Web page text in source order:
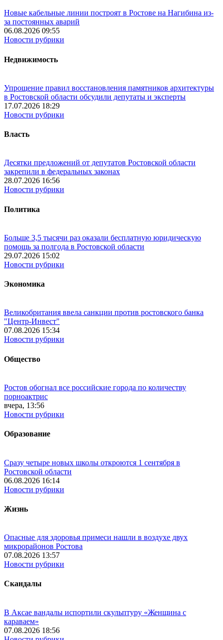
Новые кабельные линии построят в Ростове на Нагибина из-
за постоянных аварий
06.08.2026 09:55
Новости рубрики
Недвижимость
Упрощение правил восстановления памятников архитектуры
в Ростовской области обсудили депутаты и эксперты
17.07.2026 18:29
Новости рубрики
Власть
Десятки предложений от депутатов Ростовской области
закрепили в федеральных законах
28.07.2026 16:56
Новости рубрики
Политика
Больше 3,5 тысячи раз оказали бесплатную юридическую
помощь за полгода в Ростовской области
29.07.2026 15:02
Новости рубрики
Экономика
Великобритания ввела санкции против ростовского банка
"Центр-Инвест"
07.08.2026 15:34
Новости рубрики
Общество
Ростов обогнал все российские города по количеству
порноактрис
вчера, 13:56
Новости рубрики
Образование
Сразу четыре новых школы откроются 1 сентября в
Ростовской области
06.08.2026 16:14
Новости рубрики
Жизнь
Опасные для здоровья примеси нашли в воздухе двух
микрорайонов Ростова
07.08.2026 13:57
Новости рубрики
Скандалы
В Аксае вандалы испортили скульптуру «Женщина с
караваем»
07.08.2026 18:56